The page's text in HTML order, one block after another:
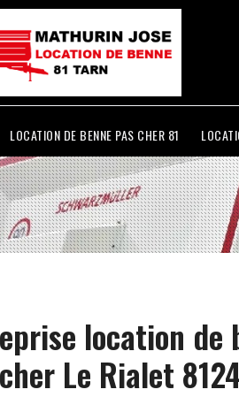
LOCATION DE BENNE PAS CHER 81
location de
Le Rialet